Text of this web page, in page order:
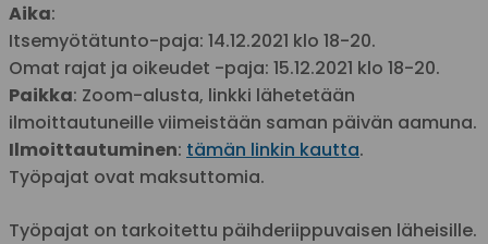
Aika:
Itsemyötätunto-paja: 14.12.2021 klo 18-20.
Omat rajat ja oikeudet -paja: 15.12.2021 klo 18-20.
Paikka: Zoom-alusta, linkki lähetetään
ilmoittautuneille viimeistään saman päivän aamuna.
Ilmoittautuminen: tämän linkin kautta.
Työpajat ovat maksuttomia.
Työpajat on tarkoitettu päihderiippuvaisen läheisille.